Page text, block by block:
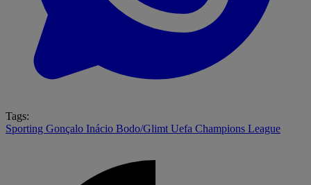
Tags:
Sporting Gonçalo Inácio Bodo/Glimt Uefa Champions League